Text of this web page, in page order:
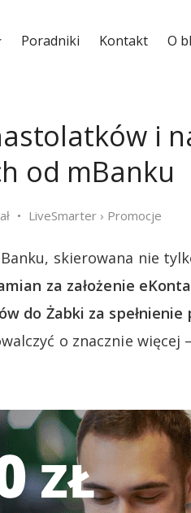
Poradniki Kontakt O
i
od mBanku
LiveSmarter › Promocje
skierowana nie
za założenie
do Żabki za
o znacznie więcej –